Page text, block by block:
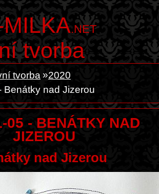
.NET
tvorba
tvorba
2020
Benátky nad Jizerou
05 - BENÁTKY NAD
JIZEROU
nad Jizerou